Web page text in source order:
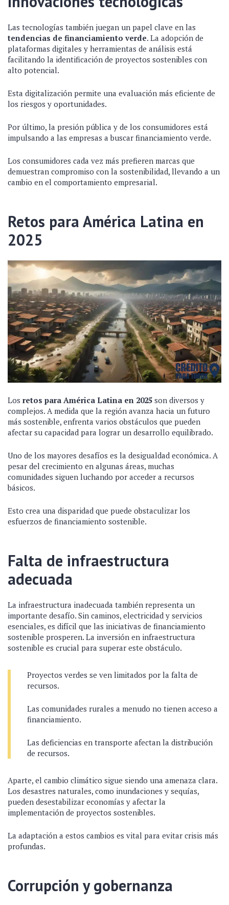
Las tecnologías también juegan un papel clave en las
tendencias de financiamiento verde. La adopción de
plataformas digitales y herramientas de análisis está
facilitando la identificación de proyectos sostenibles con
alto potencial.
Esta digitalización permite una evaluación más eficiente de
los riesgos y oportunidades.
Por último, la presión pública y de los consumidores está
impulsando a las empresas a buscar financiamiento verde.
Los consumidores cada vez más prefieren marcas que
demuestran compromiso con la sostenibilidad, llevando a un
cambio en el comportamiento empresarial.
Retos para América Latina en
2025
Los retos para América Latina en 2025 son diversos y
complejos. A medida que la región avanza hacia un futuro
más sostenible, enfrenta varios obstáculos que pueden
afectar su capacidad para lograr un desarrollo equilibrado.
Uno de los mayores desafíos es la desigualdad económica. A
pesar del crecimiento en algunas áreas, muchas
comunidades siguen luchando por acceder a recursos
básicos.
Esto crea una disparidad que puede obstaculizar los
esfuerzos de financiamiento sostenible.
Falta de infraestructura
adecuada
La infraestructura inadecuada también representa un
importante desafío. Sin caminos, electricidad y servicios
esenciales, es difícil que las iniciativas de financiamiento
sostenible prosperen. La inversión en infraestructura
sostenible es crucial para superar este obstáculo.
Proyectos verdes se ven limitados por la falta de
recursos.
Las comunidades rurales a menudo no tienen acceso a
financiamiento.
Las deficiencias en transporte afectan la distribución
de recursos.
Aparte, el cambio climático sigue siendo una amenaza clara.
Los desastres naturales, como inundaciones y sequías,
pueden desestabilizar economías y afectar la
implementación de proyectos sostenibles.
La adaptación a estos cambios es vital para evitar crisis más
profundas.
Corrupción y gobernanza